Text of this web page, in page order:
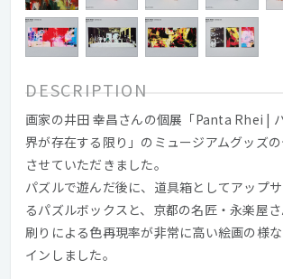
DESCRIPTION
画家の井田 幸昌さんの個展「Panta Rhei |
界が存在する限り」のミュージアムグッズ
させていただきました。
パズルで遊んだ後に、道具箱としてアップ
るパズルボックスと、京都の名匠・永楽屋
刷りによる色再現率が非常に高い絵画の様
インしました。